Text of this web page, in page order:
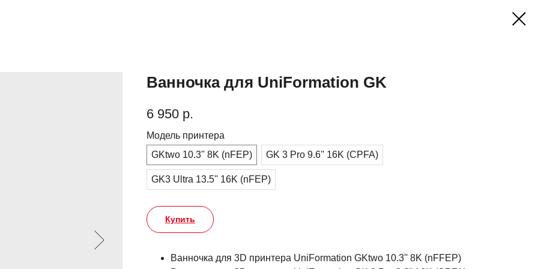
Ванночка для UniFormation GK
6 950 р.
Модель принтера
GKtwo 10.3'' 8K (nFEP)
GK 3 Pro 9.6'' 16K (CPFA)
GK3 Ultra 13.5'' 16K (nFEP)
Купить
Ванночка для 3D принтера UniFormation GKtwo 10.3'' 8K (nFFEP)